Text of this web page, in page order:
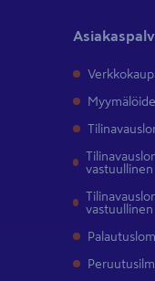
vastuullinen
vastuullinen